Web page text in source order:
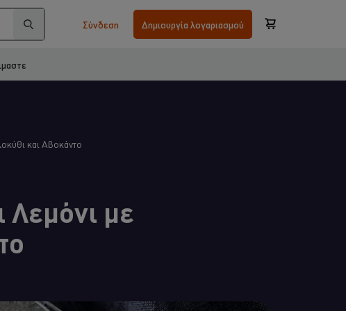
Σύνδεση Δημιουργία λογαριασμού
και Αβοκάντο
Λεμόνι με